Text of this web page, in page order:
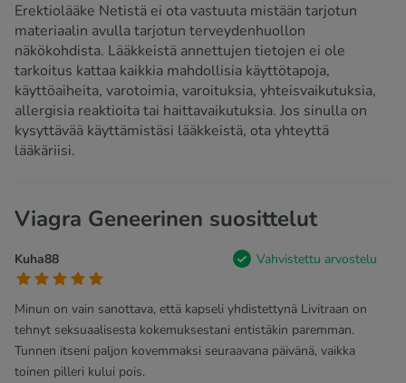
Erektiolääke Netistä ei ota vastuuta mistään tarjotun
materiaalin avulla tarjotun terveydenhuollon
näkökohdista. Lääkkeistä annettujen tietojen ei ole
tarkoitus kattaa kaikkia mahdollisia käyttötapoja,
käyttöaiheita, varotoimia, varoituksia, yhteisvaikutuksia,
allergisia reaktioita tai haittavaikutuksia. Jos sinulla on
kysyttävää käyttämistäsi lääkkeistä, ota yhteyttä
lääkäriisi.
Viagra Geneerinen suosittelut
Kuha88 Vahvistettu arvostelu
Minun on vain sanottava, että kapseli yhdistettynä Livitraan on
tehnyt seksuaalisesta kokemuksestani entistäkin paremman.
Tunnen itseni paljon kovemmaksi seuraavana päivänä, vaikka
toinen pilleri kului pois.